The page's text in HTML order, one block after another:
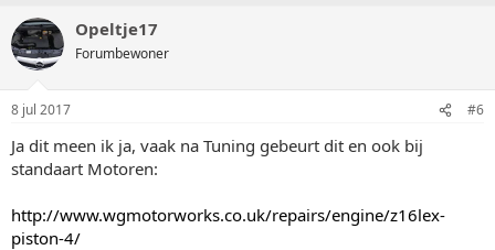
Opeltje17
Forumbewoner
8 jul 2017 #6
Ja dit meen ik ja, vaak na Tuning gebeurt dit en ook bij
standaart Motoren:
http://www.wgmotorworks.co.uk/repairs/engine/z16lex-
piston-4/